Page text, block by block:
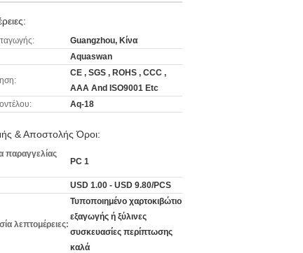
Guangzhou, Κίνα
Aquaswan
CE , SGS , ROHS , CCC ,
AAA And ISO9001 Etc
Aq-18
& Αποστολής Όροι:
παραγγελίας
PC 1
USD 1.00 - USD 9.80/PCS
λεπτομέρειες:
Τυποποιημένο χαρτοκιβώτιο
εξαγωγής ή ξύλινες
συσκευασίες περίπτωσης
καλά